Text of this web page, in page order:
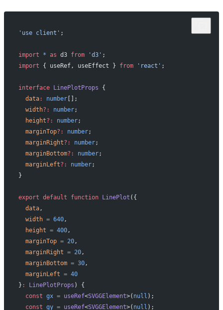
'use client' ;
import * as d3 from 'd3' ;
import { useRef, useEffect } from 'react' ;
interface LinePlotProps {
  data
: number[];
  width
?: number;
  height
?: number;
  marginTop
?: number;
  marginRight
?: number;
  marginBottom
?: number;
  marginLeft
?: number;
}
export default function LinePlot ({
  data
,
  width
= 640,
  height
= 400,
  marginTop
= 20,
  marginRight
= 20,
  marginBottom
= 30,
  marginLeft
= 40
} : LinePlotProps ) {
  const
gx = useRef<SVGGElement>( null );
  const
gy = useRef<SVGGElement>( null );